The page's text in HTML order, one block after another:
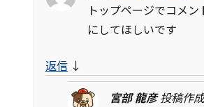
トップページでコメ
にしてほしいです
返信 ↓
宮部 龍彦 投稿作